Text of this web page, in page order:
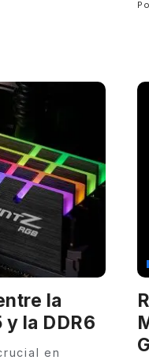
la
y la DDR6
en